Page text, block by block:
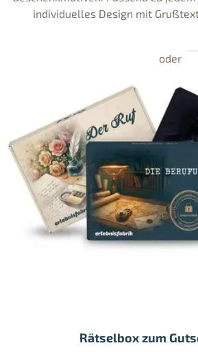
individuelles Design mit
Rätselbox zum